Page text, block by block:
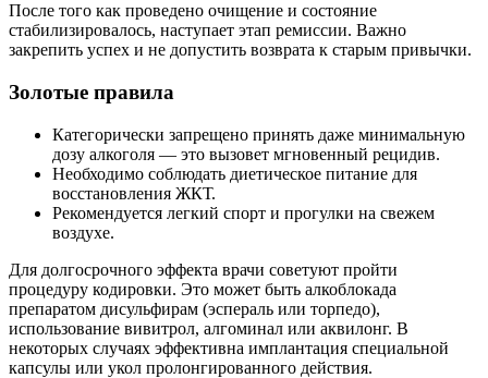
После того как проведено очищение и состояние
стабилизировалось, наступает этап ремиссии. Важно
закрепить успех и не допустить возврата к старым привычки.
Золотые правила
Категорически запрещено принять даже минимальную
дозу алкоголя — это вызовет мгновенный рецидив.
Необходимо соблюдать диетическое питание для
восстановления ЖКТ.
Рекомендуется легкий спорт и прогулки на свежем
воздухе.
Для долгосрочного эффекта врачи советуют пройти
процедуру кодировки. Это может быть алкоблокада
препаратом дисульфирам (эспераль или торпедо),
использование вивитрол, алгоминал или аквилонг. В
некоторых случаях эффективна имплантация специальной
капсулы или укол пролонгированного действия.